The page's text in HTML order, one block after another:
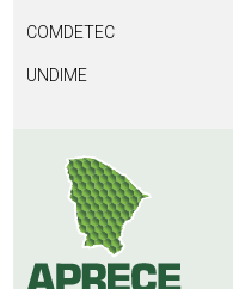
COMDETEC
UNDIME